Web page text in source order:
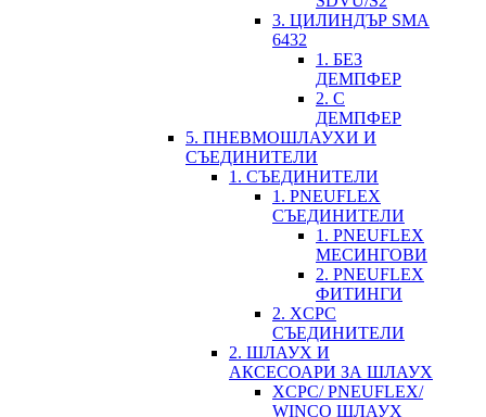
3. ЦИЛИНДЪР SMA
6432
1. БЕЗ
ДЕМПФЕР
2. С
ДЕМПФЕР
5. ПНЕВМОШЛАУХИ И
СЪЕДИНИТЕЛИ
1. СЪЕДИНИТЕЛИ
1. PNEUFLEX
СЪЕДИНИТЕЛИ
1. PNEUFLEX
МЕСИНГОВИ
2. PNEUFLEX
ФИТИНГИ
2. XCPC
СЪЕДИНИТЕЛИ
2. ШЛАУХ И
АКСЕСОАРИ ЗА ШЛАУХ
XCPC/ PNEUFLEX/
WINCO ШЛАУХ